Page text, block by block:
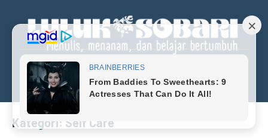
content
Luluk
Sobari
Personal
Menulis,
menanan,
belajar
Kategori: Self Care